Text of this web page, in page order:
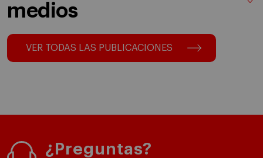
medios
VER TODAS LAS PUBLICACIONES
¿Preguntas?